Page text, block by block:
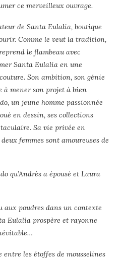
ce merveilleux ouvrage.
de Santa Eulalia, boutique
Comme le veut la tradition,
le flambeau avec
Santa Eulalia en une
Son ambition, son génie
à mener son projet à bien
un jeune homme passionnée
en dessin, ses collections
Sa vie privée en
femmes sont amoureuses de
qu’Andrès a épousé et Laura
poudres dans un contexte
Eulalia prospère et rayonne
les étoffes de mousselines